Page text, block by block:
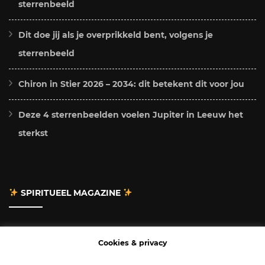
sterrenbeeld
Dit doe jij als je overprikkeld bent, volgens je
sterrenbeeld
Chiron in Stier 2026 – 2034: dit betekent dit voor jou
Deze 4 sterrenbeelden voelen Jupiter in Leeuw het
sterkst
SPIRITUEEL MAGAZINE
Cookies & privacy